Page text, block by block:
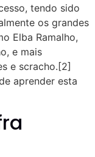
tendo sido
os grandes
Elba Ramalho,
e mais
e scracho.[2]
aprender esta